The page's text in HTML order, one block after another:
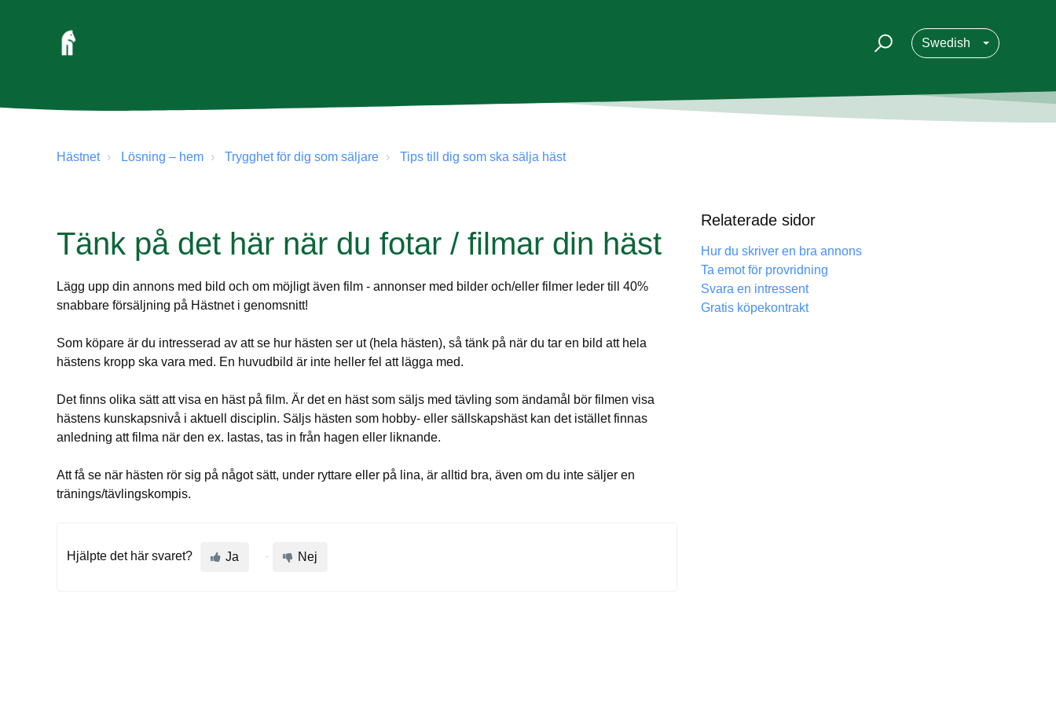
Swedish
Hästnet Lösning – hem Trygghet för dig som säljare Tips till dig som ska sälja häst
Tänk på det här när du fotar / filmar din häst
Lägg upp din annons med bild och om möjligt även film - annonser med bilder och/eller filmer leder till 40%
snabbare försäljning på Hästnet i genomsnitt!
Som köpare är du intresserad av att se hur hästen ser ut (hela hästen), så tänk på när du tar en bild att hela
hästens kropp ska vara med. En huvudbild är inte heller fel att lägga med.
Det finns olika sätt att visa en häst på film. Är det en häst som säljs med tävling som ändamål bör filmen visa
hästens kunskapsnivå i aktuell disciplin. Säljs hästen som hobby- eller sällskapshäst kan det istället finnas
anledning att filma när den ex. lastas, tas in från hagen eller liknande.
Att få se när hästen rör sig på något sätt, under ryttare eller på lina, är alltid bra, även om du inte säljer en
tränings/tävlingskompis.
Hjälpte det här svaret? Ja Nej
Relaterade sidor
Hur du skriver en bra annons
Ta emot för provridning
Svara en intressent
Gratis köpekontrakt